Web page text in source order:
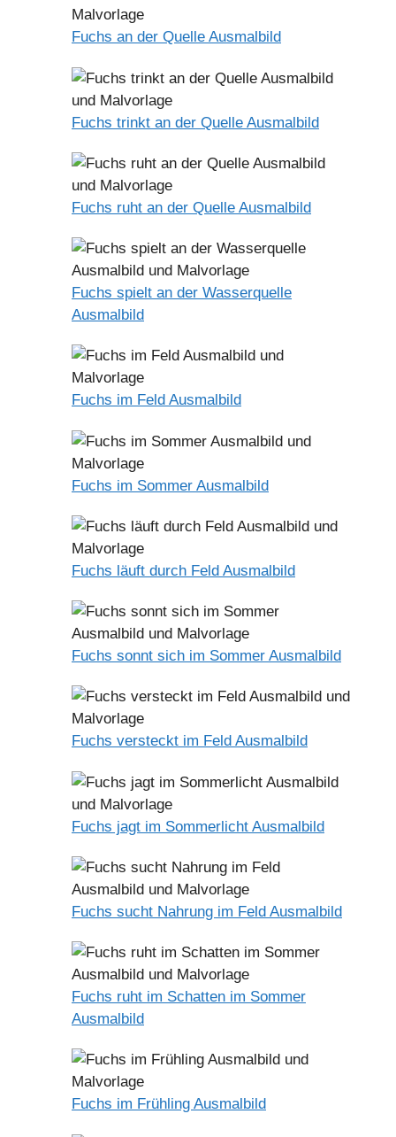
Fuchs an der Quelle Ausmalbild
Fuchs trinkt an der Quelle Ausmalbild
Fuchs ruht an der Quelle Ausmalbild
Fuchs spielt an der Wasserquelle
Ausmalbild
Fuchs im Feld Ausmalbild
Fuchs im Sommer Ausmalbild
Fuchs läuft durch Feld Ausmalbild
Fuchs sonnt sich im Sommer Ausmalbild
Fuchs versteckt im Feld Ausmalbild
Fuchs jagt im Sommerlicht Ausmalbild
Fuchs sucht Nahrung im Feld Ausmalbild
Fuchs ruht im Schatten im Sommer
Ausmalbild
Fuchs im Frühling Ausmalbild